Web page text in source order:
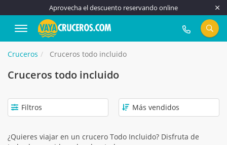
Aprovecha el descuento reservando online
917 815 555
Cruceros Cruceros todo incluido
Cruceros todo incluido
Filtros
¿Quieres viajar en un crucero Todo Incluido? Disfruta de